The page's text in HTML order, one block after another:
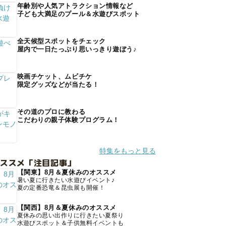
年齢別や人気アトラクション情報など
子ども大満足のプール＆水遊びスポット
全天候型スポットをチェック
屋内で一日たっぷり思いっきり遊ぼう♪
映画チケット、ムビチケ
限定グッズなどが当たる！
その道のプロに教わる
こだわりの親子体験プログラム！
特集をもっと見る
スメ「注目記事」
【関東】8月＆夏休みのオススメ
暑い夏に行きたい水遊びイベント♪
夏の定番恐竜＆昆虫展も開催！
【関西】8月＆夏休みのオススメ
夏休みの思い出作りに行きたい夏祭り
水遊びスポット＆子供無料イベントも